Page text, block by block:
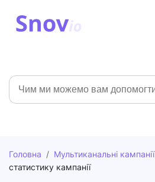
Пошук
Головна / Мультиканальні кампанії
статистику кампанії